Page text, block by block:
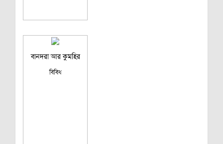
বানদরা আর কুমহির
বিবিধ